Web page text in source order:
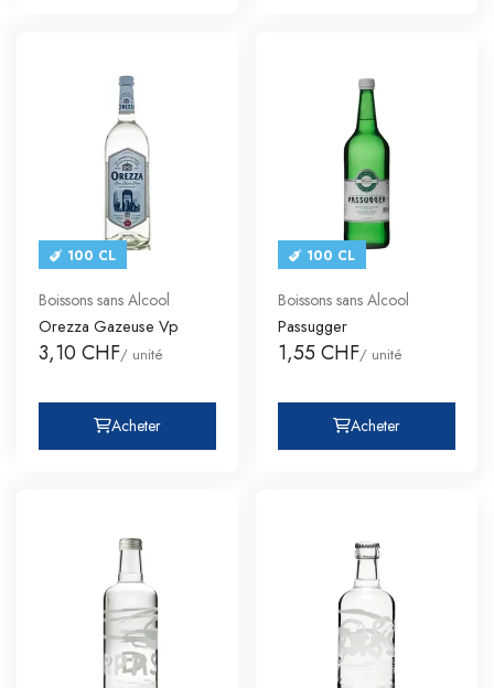
100 CL
Boissons sans Alcool
Orezza Gazeuse Vp
3,10 CHF/ unité
Acheter
100 CL
Boissons sans Alcool
Passugger
1,55 CHF/ unité
Acheter